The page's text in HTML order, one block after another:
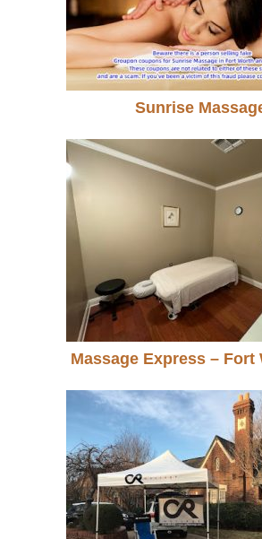
Sunrise
Massage Express – Fort